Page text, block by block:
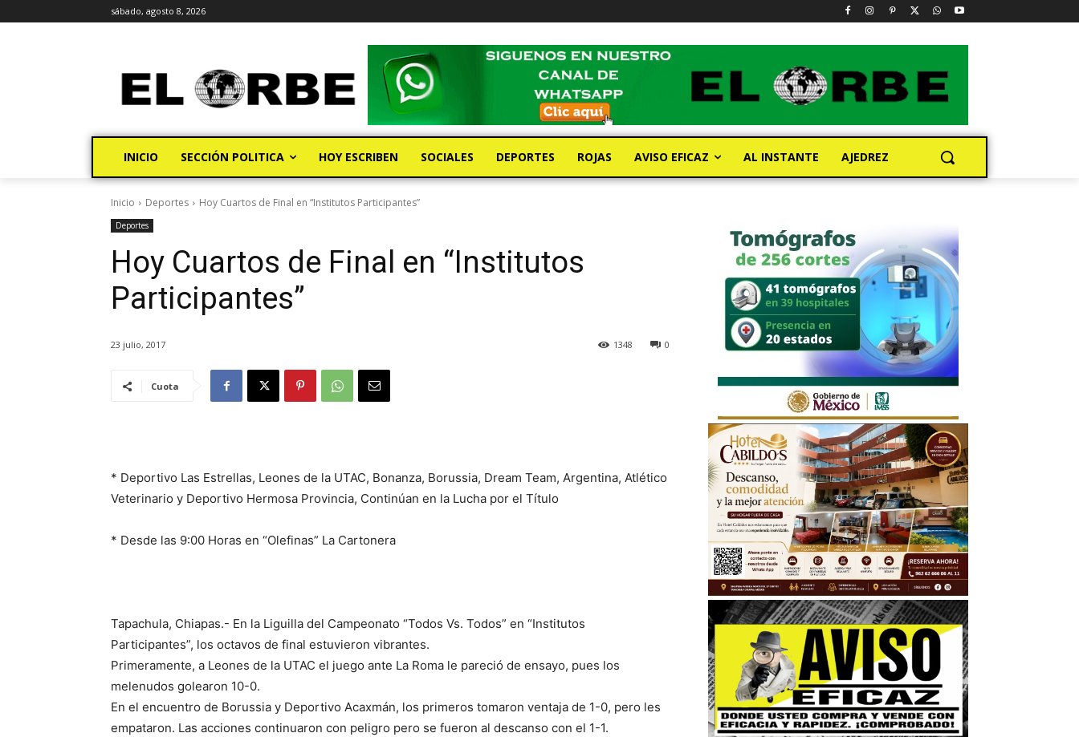
sábado, agosto 8, 2026
INICIO SECCIÓN POLITICA HOY ESCRIBEN SOCIALES DEPORTES ROJAS AVISO EFICAZ AL INSTANTE AJEDREZ
Inicio Deportes Hoy Cuartos de Final en “Institutos Participantes”
Deportes
Hoy Cuartos de Final en “Institutos
Participantes”
23 julio, 2017 0
1348
Cuota
* Deportivo Las Estrellas, Leones de la UTAC, Bonanza, Borussia, Dream Team, Argentina, Atlético
Veterinario y Deportivo Hermosa Provincia, Continúan en la Lucha por el Título
* Desde las 9:00 Horas en “Olefinas” La Cartonera
Tapachula, Chiapas.- En la Liguilla del Campeonato “Todos Vs. Todos” en “Institutos
Participantes”, los octavos de final estuvieron vibrantes.
Primeramente, a Leones de la UTAC el juego ante La Roma le pareció de ensayo, pues los
melenudos golearon 10-0.
En el encuentro de Borussia y Deportivo Acaxmán, los primeros tomaron ventaja de 1-0, pero les
empataron. Las acciones continuaron con peligro pero se fueron al descanso con el 1-1.